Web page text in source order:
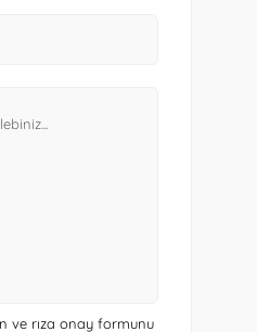
ve rıza onay formunu